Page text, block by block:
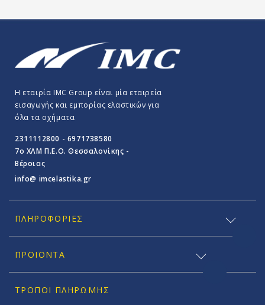
Η εταιρία IMC Group είναι μία εταιρεία
εισαγωγής και εμπορίας ελαστικών για
όλα τα οχήματα
2311112800 - 6971738580
7o ΧΛΜ Π.E.O. Θεσσαλονίκης -
Βέροιας
info@ imcelastika.gr
ΠΛΗΡΟΦΟΡΊΕΣ
ΠΡΟΪΟΝΤΑ
ΤΡΌΠΟΙ ΠΛΗΡΩΜΉΣ